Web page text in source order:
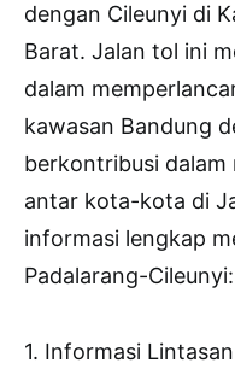
dengan Cileunyi di
Barat. Jalan tol ini
dalam
kawasan Bandung
berkontribusi dalam
antar kota-kota di
informasi lengkap
Padalarang-Cileunyi:
1. Informasi Lintasan